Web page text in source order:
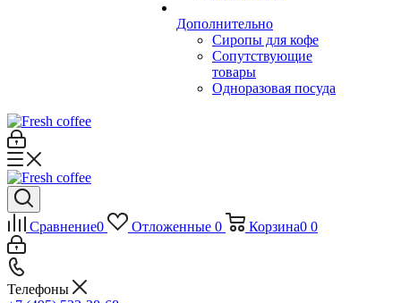
Дополнительно
Сиропы для кофе
Сопутствующие
товары
Одноразовая посуда
Сравнение0 Отложенные 0 Корзина0 0
Телефоны